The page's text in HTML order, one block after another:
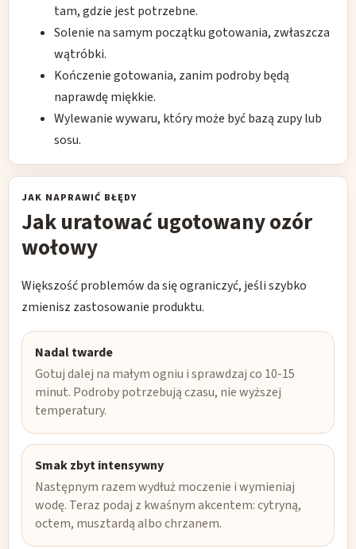
tam, gdzie jest potrzebne.
Solenie na samym początku gotowania, zwłaszcza
wątróbki.
Kończenie gotowania, zanim podroby będą
naprawdę miękkie.
Wylewanie wywaru, który może być bazą zupy lub
sosu.
JAK NAPRAWIĆ BŁĘDY
Jak uratować ugotowany ozór
wołowy
Większość problemów da się ograniczyć, jeśli szybko
zmienisz zastosowanie produktu.
Nadal twarde
Gotuj dalej na małym ogniu i sprawdzaj co 10-15
minut. Podroby potrzebują czasu, nie wyższej
temperatury.
Smak zbyt intensywny
Następnym razem wydłuż moczenie i wymieniaj
wodę. Teraz podaj z kwaśnym akcentem: cytryną,
octem, musztardą albo chrzanem.